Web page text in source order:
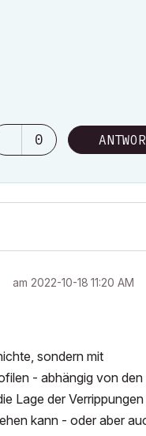
0
am ‎2022-10-18 11:20 AM
sondern mit
- abhängig von den
Lage der Verrippungen
kann - oder aber